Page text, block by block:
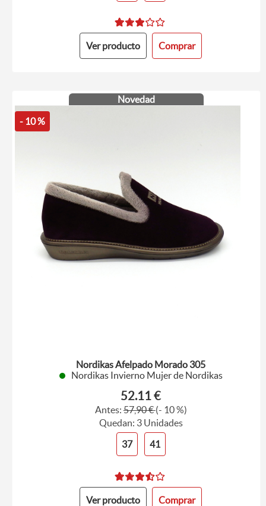
Ver producto Comprar
Novedad
- 10 %
Nordikas Afelpado Morado 305
Nordikas Invierno Mujer de Nordikas
52.11 €
Antes:57,90 €(- 10 %)
Quedan: 3 Unidades
37
41
Ver producto Comprar